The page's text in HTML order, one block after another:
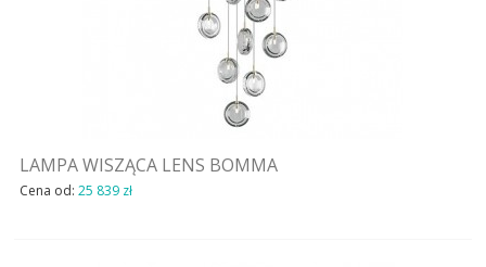
LAMPA WISZĄCA LENS BOMMA
Cena od: 25 839 zł